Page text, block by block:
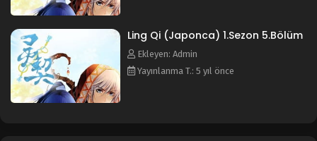
Ling Qi (Japonca) 1.Sezon 5.Bölüm
Ekleyen: Admin
Yayınlanma T.: 5 yıl önce